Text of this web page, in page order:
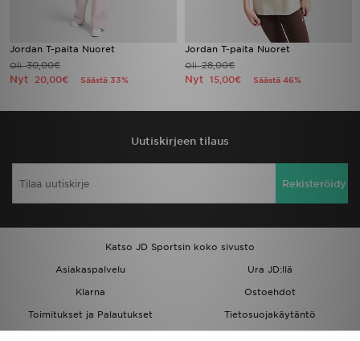
Jordan T-paita Nuoret
Oli30,00€
Nyt 20,00€ Säästä 33%
Jordan T-paita Nuoret
Oli28,00€
Nyt 15,00€ Säästä 46%
Uutiskirjeen tilaus
Rekisteröidy
Katso JD Sportsin koko sivusto
Asiakaspalvelu
Ura JD:llä
Klarna
Ostoehdot
Toimitukset ja Palautukset
Tietosuojakäytäntö